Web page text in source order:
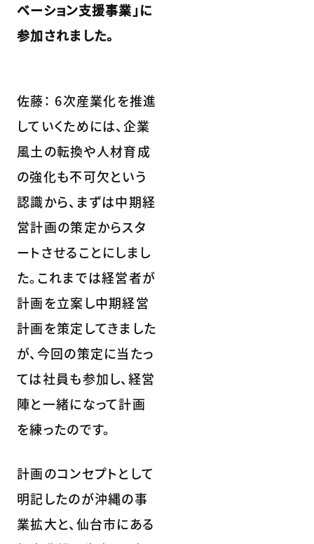
ベーション支援事業」に
参加されました。
佐藤： 6次産業化を推進
していくためには、企業
風土の転換や人材育成
の強化も不可欠という
認識から、まずは中期経
営計画の策定からスタ
ートさせることにしまし
た。これまでは経営者が
計画を立案し中期経営
計画を策定してきました
が、今回の策定に当たっ
ては社員も参加し、経営
陣と一緒になって計画
を練ったのです。
計画のコンセプトとして
明記したのが沖縄の事
業拡大と、仙台市にある